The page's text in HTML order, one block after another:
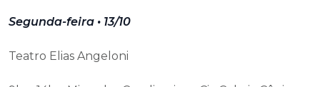
Segunda-feira • 13/10
Teatro Elias Angeloni